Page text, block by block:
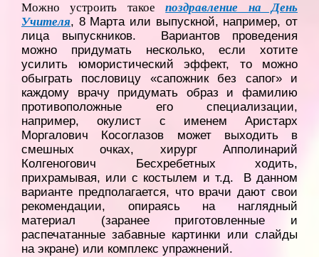
Можно устроить такоепоздравление на День
Учителя, 8 Марта или выпускной, например, от
лица выпускников. Вариантов проведения
можно придумать несколько, если хотите
усилить юмористический эффект, то можно
обыграть пословицу «сапожник без сапог» и
каждому врачу придумать образ и фамилию
противоположные его специализации,
например, окулист с именем Аристарх
Моргалович Косоглазов может выходить в
смешных очках, хирург Апполинарий
Колгеногович Бесхребетных ходить,
прихрамывая, или с костылем и т.д. В данном
варианте предполагается, что врачи дают свои
рекомендации, опираясь на наглядный
материал (заранее приготовленные и
распечатанные забавные картинки или слайды
на экране) или комплекс упражнений.